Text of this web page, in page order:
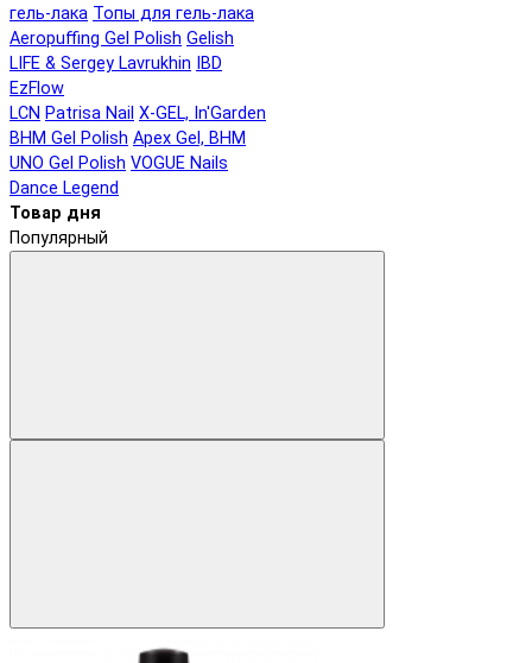
гель-лака Топы для гель-лака
Aeropuffing Gel Polish Gelish
LIFE & Sergey Lavrukhin
IBD
EzFlow
LCN Patrisa Nail X-GEL, In'Garden
BHM Gel Polish Apex Gel, BHM
UNO Gel Polish VOGUE Nails
Dance Legend
Товар дня
Популярный